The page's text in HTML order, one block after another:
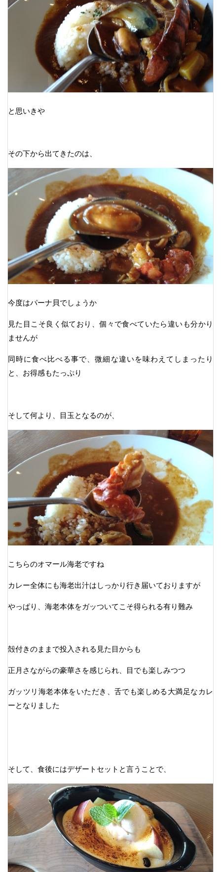
と思いきや
その下から出てきたのは、
今度はパーナ貝でしょうか
見た目こそ良く似ており、個々で食べていたら違いも分かり
ませんが
同時に食べ比べる事で、微細な違いを味わえてしまったり
と、お得感もたっぷり
そして何より、目玉となるのが、
こちらのオマール海老ですね
カレー全体にも海老出汁はしっかり行き届いておりますが
やっぱり、海老本体をガッついてこそ得られる有り難み
殻付きのままで投入される見た目からも
正月さながらの豪華さを感じられ、目でも楽しみつつ
ガッツリ海老本体をいただき、舌でも楽しめる大満足なカレ
ーとなりました
そして、食後にはデザートセットと言うことで、